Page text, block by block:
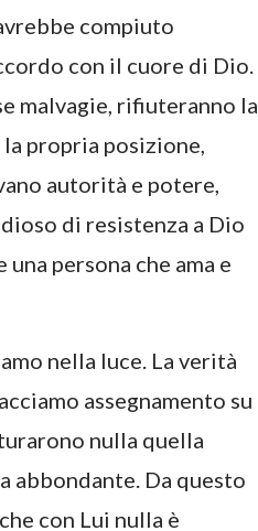
compiuto
con il cuore di Dio.
malvagie, rifiuteranno la
propria posizione,
autorità e potere,
di resistenza a Dio
persona che ama e
nella luce. La verità
assegnamento su
nulla quella
abbondante. Da questo
con Lui nulla è